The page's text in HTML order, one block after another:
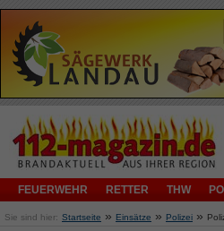
FEUERWEHR RETTER THW
Sie sind hier: Startseite » Einsätze » Polizei »